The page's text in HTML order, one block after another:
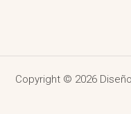
Copyright © 2026